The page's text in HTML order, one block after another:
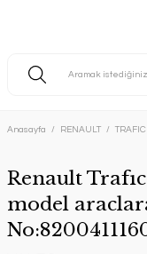
Anasayfa RENAULT TRAFIC
Renault
model